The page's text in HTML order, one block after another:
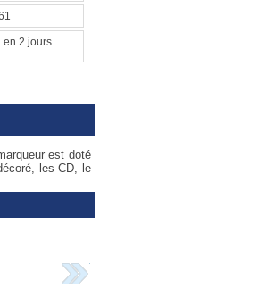
en 2 jours
est doté
les CD, le